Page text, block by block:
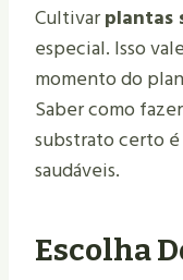
Cultivarplantas
especial. Isso
momento do
Saber como
substrato certo
saudáveis.
Escolha